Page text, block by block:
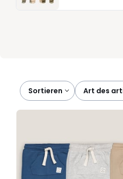
newborn erhältlich und eignen
Sortieren
art des